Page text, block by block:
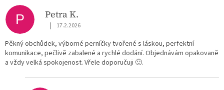
P Petra K.
Hodnocení obchodu je 5 z 5 hvězdiček.
| 17.2.2026
Pěkný obchůdek, výborné perníčky tvořené s láskou, perfektní
komunikace, pečlivě zabalené a rychlé dodání. Objednávám opakovaně
a vždy velká spokojenost. Vřele doporučuji 🙂.